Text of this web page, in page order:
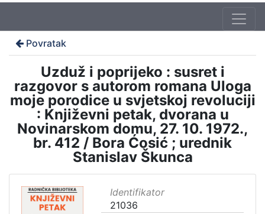
Povratak
Uzduž i poprijeko : susret i
razgovor s autorom romana Uloga
moje porodice u svjetskoj revoluciji
: Književni petak, dvorana u
Novinarskom domu, 27. 10. 1972.,
br. 412 / Bora Ćosić ; urednik
Stanislav Škunca
Identifikator
21036